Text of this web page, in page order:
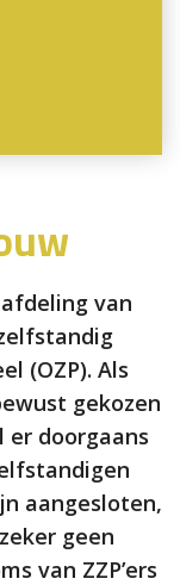
van
(OZP). Als
gekozen
er doorgaans
aangesloten,
geen
van ZZP’ers